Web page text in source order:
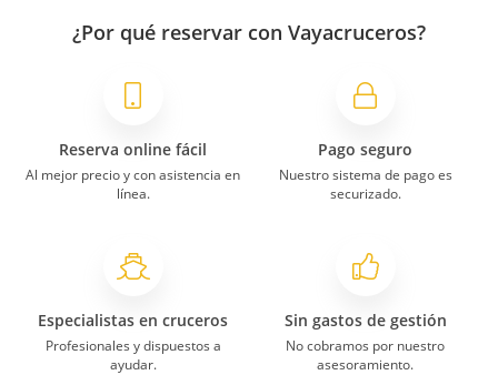
¿Por qué reservar con Vayacruceros?
Reserva online fácil
Al mejor precio y con asistencia en
línea.
Pago seguro
Nuestro sistema de pago es
securizado.
Especialistas en cruceros
Profesionales y dispuestos a
ayudar.
Sin gastos de gestión
No cobramos por nuestro
asesoramiento.